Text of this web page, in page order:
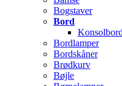
Bogstaver
Bord
Bordlamper
Bordskåner
Brødkurv
Bøjle